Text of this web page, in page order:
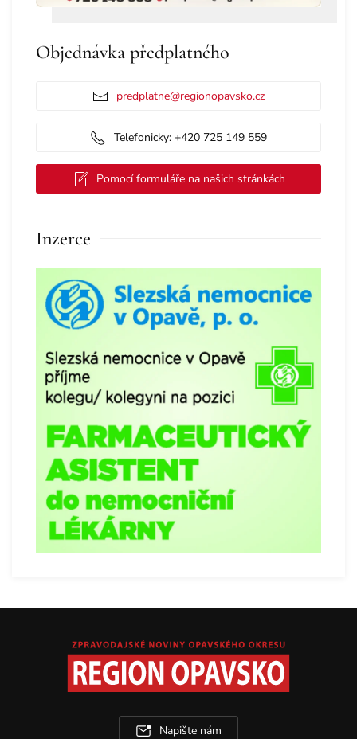
Objednávka předplatného
predplatne@regionopavsko.cz
Telefonicky: +420 725 149 559
Pomocí formuláře na našich stránkách
Inzerce
Napište nám